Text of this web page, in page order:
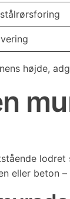
højde,
eller beton